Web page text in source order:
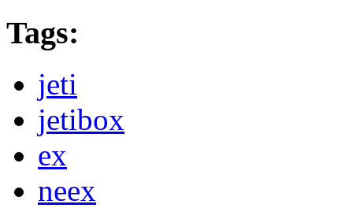
Tags:
jeti
jetibox
ex
neex